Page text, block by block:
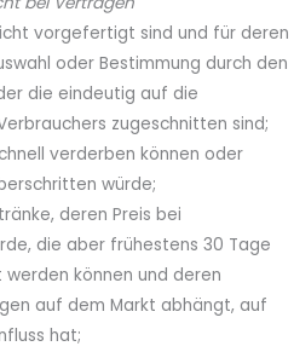
vorgefertigt sind und für deren
oder Bestimmung durch den
die eindeutig auf die
zugeschnitten sind;
verderben können oder
würde;
deren Preis bei
die aber frühestens 30 Tage
können und deren
auf dem Markt abhängt, auf
hat;